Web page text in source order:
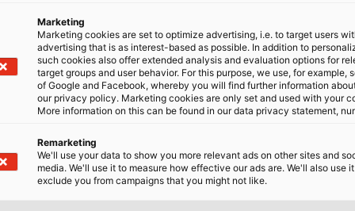
Cáp RS485 HELUDATA® 2919
trúc xoắn đôi: hai lõi dẫn
định. Cấu trúc này hoạt
điện từ từ bên ngoài
trong cặp xoắn một cách gần như bằng nhau. Tại
tín hiệu hữu ích — đây chính là nguyên lý tín hiệu vi
22 AWG (0.34 mm²), tùy thuộc vào khoảng
thiếc 24 AWG, trong khi dòng HELUKABEL® BUS RS-
Marketing
Marketing cookies are set to optimize advertising, i.e. to target users
advertising that is as interest-based as possible. In addition to
such cookies also offer extended analysis and evaluation options for
target groups and user behavior. For this purpose, we use, for example,
of Google and Facebook, whereby you will find further information
our privacy policy. Marketing cookies are only set and used with your
More information on this can be found in our data privacy statement,
Remarketing
We'll use your data to show you more relevant ads on other sites and
media. We'll use it to measure how effective our ads are. We'll also use
exclude you from campaigns that you might not like.